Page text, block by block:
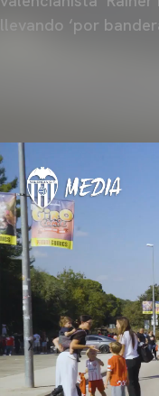
llevando ‘por